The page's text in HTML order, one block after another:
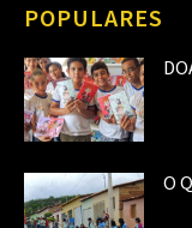
POPULARES
O